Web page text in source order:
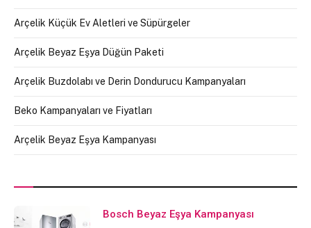
Arçelik Küçük Ev Aletleri ve Süpürgeler
Arçelik Beyaz Eşya Düğün Paketi
Arçelik Buzdolabı ve Derin Dondurucu Kampanyaları
Beko Kampanyaları ve Fiyatları
Arçelik Beyaz Eşya Kampanyası
Bosch Beyaz Eşya Kampanyası